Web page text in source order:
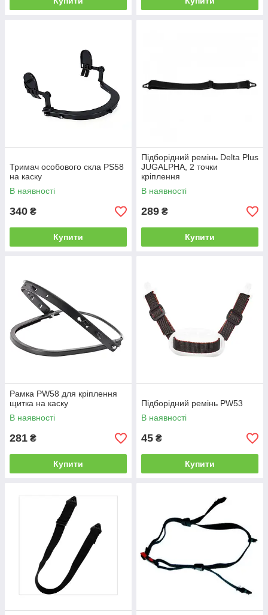
Тримач особового скла PS58
на каску
В наявності
340 ₴
Купити
Підборідний ремінь Delta Plus
JUGALPHA, 2 точки
кріплення
В наявності
289 ₴
Купити
Рамка PW58 для кріплення
щитка на каску
В наявності
281 ₴
Купити
Підборідний ремінь PW53
В наявності
45 ₴
Купити